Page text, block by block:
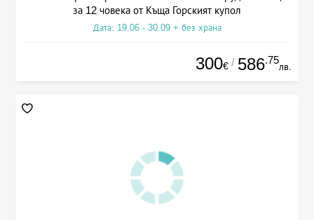
за 12 човека от Къща Горският купол
Дата: 19.06 - 30.09 + без храна
300€ / 586.75
лв.